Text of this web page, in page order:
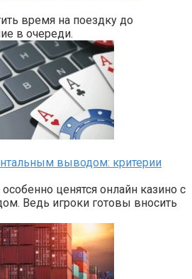
время на поездку до
в очереди.
выводом: критерии
ценятся онлайн казино с
Ведь игроки готовы вносить